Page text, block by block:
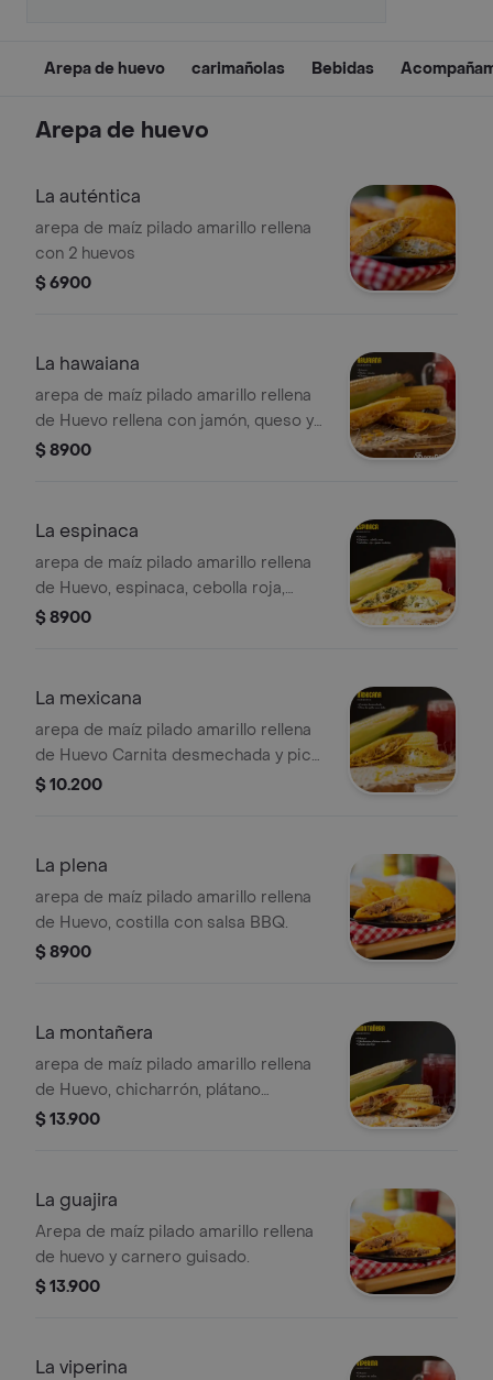
Arepa de huevo carimañolas Bebidas
Arepa de huevo
La auténtica
arepa de maíz pilado amarillo rellena
con 2 huevos
$ 6900
La hawaiana
arepa de maíz pilado amarillo rellena
de Huevo rellena con jamón, queso y
piña.
$ 8900
La espinaca
arepa de maíz pilado amarillo rellena
de Huevo, espinaca, cebolla roja,
cebollín, ajo y queso costeño
$ 8900
La mexicana
arepa de maíz pilado amarillo rellena
de Huevo Carnita desmechada y pico
de gallo con chile en una base de
$ 10.200
La plena
arepa de maíz pilado amarillo rellena
de Huevo, costilla con salsa BBQ.
$ 8900
La montañera
arepa de maíz pilado amarillo rellena
de Huevo, chicharrón, plátano
amarillo, queso y chorizo.
$ 13.900
La guajira
Arepa de maíz pilado amarillo rellena
de huevo y carnero guisado.
$ 13.900
La viperina